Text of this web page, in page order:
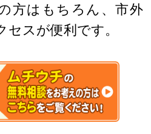
方はもちろん、市外
セスが便利です。